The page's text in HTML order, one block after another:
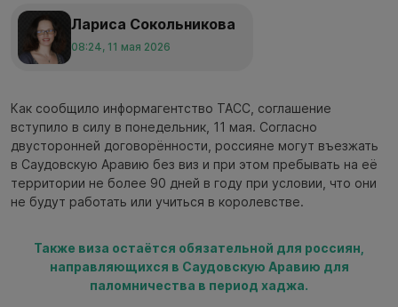
Лариса Сокольникова
08:24, 11 мая 2026
Как сообщило информагентство ТАСС, соглашение
вступило в силу в понедельник, 11 мая. Согласно
двусторонней договорённости, россияне могут въезжать
в Саудовскую Аравию без виз и при этом пребывать на её
территории не более 90 дней в году при условии, что они
не будут работать или учиться в королевстве.
Также виза остаётся обязательной для россиян,
направляющихся в Саудовскую Аравию для
паломничества в период хаджа.